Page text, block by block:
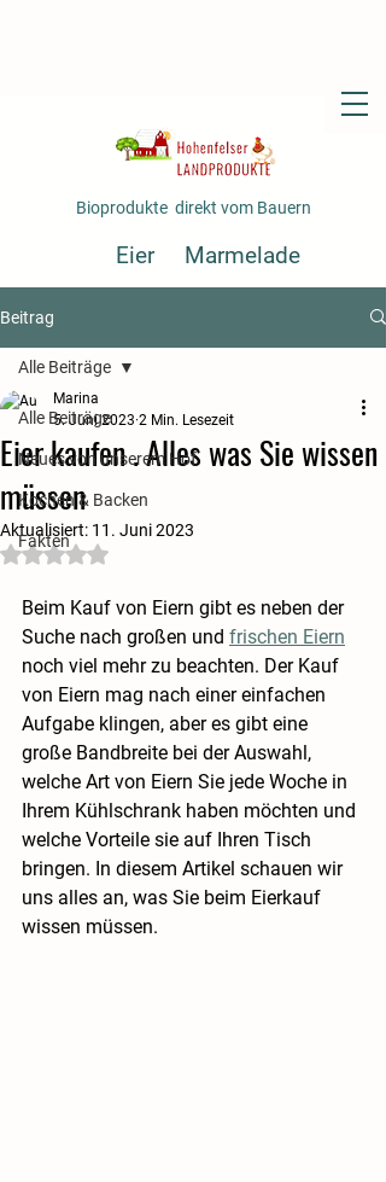
Bioprodukte direkt vom Bauern
Eier
Marmelade
Fertiggerichte
Gemüse
Beitrag
Alle Beiträge
Neues von unserem Hof
Kochen & Backen
Fakten
Alle Beiträge
Eier kaufen . Alles was Sie wissen
müssen
Marina
5. Juni 2023 2 Min. Lesezeit
Aktualisiert: 11. Juni 2023
Mit NaN von 5 Sternen bewertet.
Beim Kauf von Eiern gibt es neben der
Suche nach großen und frischen Eiern
noch viel mehr zu beachten. Der Kauf
von Eiern mag nach einer einfachen
Aufgabe klingen, aber es gibt eine
große Bandbreite bei der Auswahl,
welche Art von Eiern Sie jede Woche in
Ihrem Kühlschrank haben möchten und
welche Vorteile sie auf Ihren Tisch
bringen. In diesem Artikel schauen wir
uns alles an, was Sie beim Eierkauf
wissen müssen.